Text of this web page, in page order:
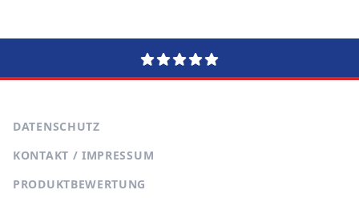
DATENSCHUTZ
KONTAKT / IMPRESSUM
PRODUKTBEWERTUNG